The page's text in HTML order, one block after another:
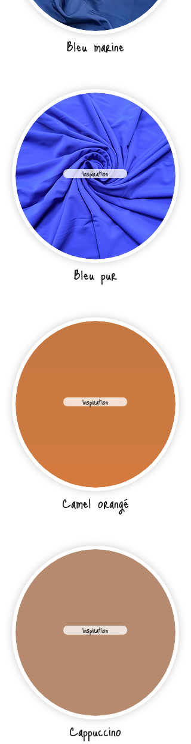
Bleu marine
Inspiration
Bleu pur
Inspiration
Camel orangé
Inspiration
Cappuccino